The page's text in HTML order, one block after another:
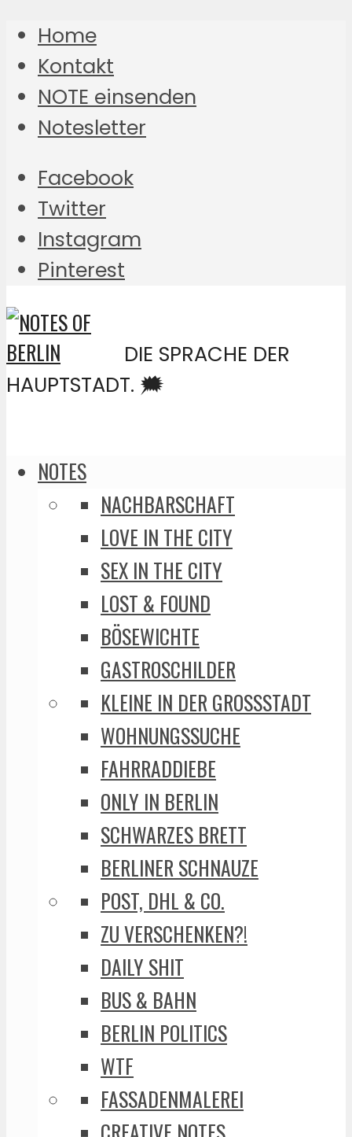
Home
Kontakt
NOTE einsenden
Notesletter
Facebook
Twitter
Instagram
Pinterest
DIE SPRACHE DER
HAUPTSTADT. 🗯️
NOTES
NACHBARSCHAFT
LOVE IN THE CITY
SEX IN THE CITY
LOST & FOUND
BÖSEWICHTE
GASTROSCHILDER
KLEINE IN DER GROSSSTADT
WOHNUNGSSUCHE
FAHRRADDIEBE
ONLY IN BERLIN
SCHWARZES BRETT
BERLINER SCHNAUZE
POST, DHL & CO.
ZU VERSCHENKEN?!
DAILY SHIT
BUS & BAHN
BERLIN POLITICS
WTF
FASSADENMALEREI